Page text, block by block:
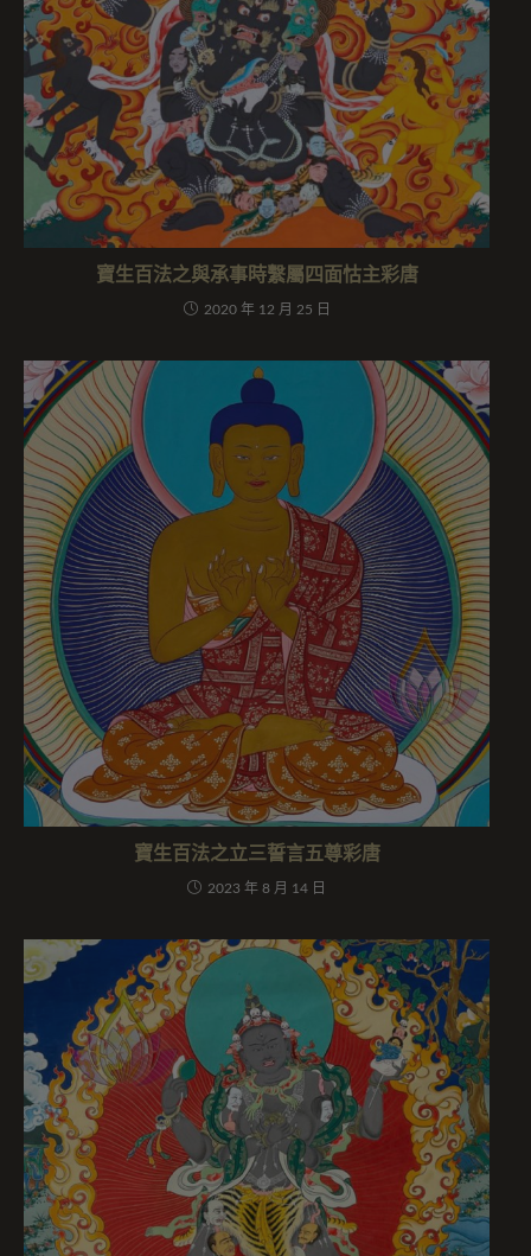
寶生百法之與承事時繫屬四面怙主彩唐
2020 年 12 月 25 日
寶生百法之立三誓言五尊彩唐
2023 年 8 月 14 日